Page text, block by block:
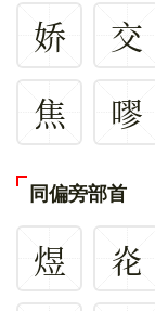
娇 交
焦
嘐
同偏旁部首
煜 炛